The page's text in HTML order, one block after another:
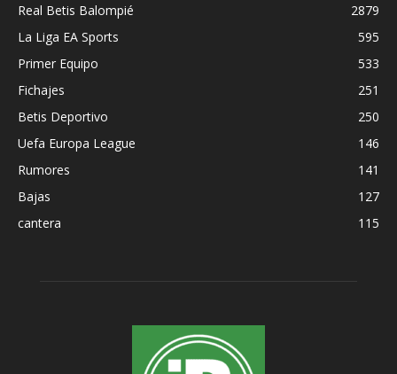
Real Betis Balompié
2879
La Liga EA Sports
595
Primer Equipo
533
Fichajes
251
Betis Deportivo
250
Uefa Europa League
146
Rumores
141
Bajas
127
cantera
115